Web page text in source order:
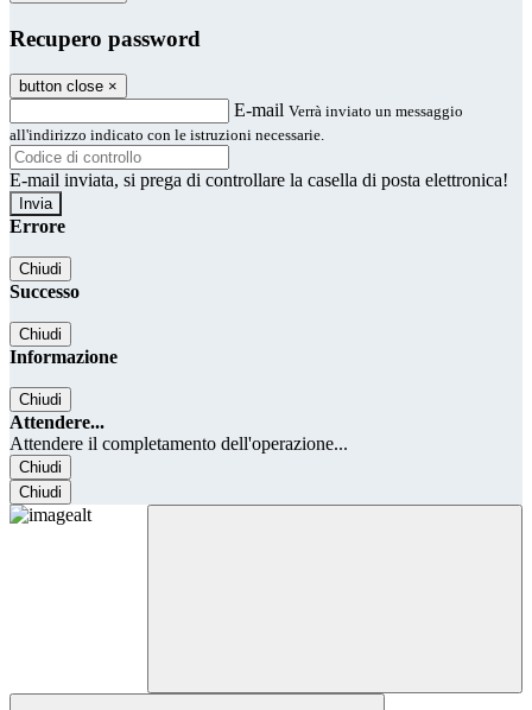
Recupero password
button close ×
E-mail Verrà inviato un messaggio
all'indirizzo indicato con le istruzioni necessarie.
E-mail inviata, si prega di controllare la casella di posta elettronica!
Errore
Chiudi
Successo
Chiudi
Informazione
Chiudi
Attendere...
Attendere il completamento dell'operazione...
Chiudi
Chiudi